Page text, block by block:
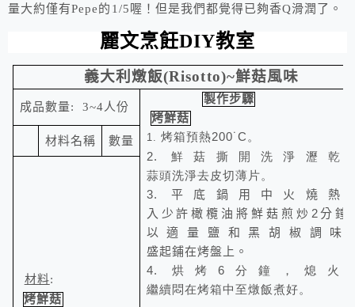
量大約僅有Pepe的1/5喔！但是我們都覺得已夠香Q滑潤了。
麗文烹飪DIY教室
義大利燉飯(Risotto)~鮮菇風味
成品數量: 3~4人份
製作步驟
烤鮮菇
1. 烤箱預熱200˙C。
2. 鮮菇撕開洗淨瀝乾
蒜頭洗淨去皮切薄片。
3.平底鍋用中火燒熱
入少許橄欖油將鮮菇煎炒2分鐘
以適量 鹽和黑胡椒調味
盛起鋪在烤盤上 。
4. 烘烤6分鐘，熄火
繼續悶在烤箱中至燉飯煮好。
材料名稱 數量
材料:
烤鮮菇